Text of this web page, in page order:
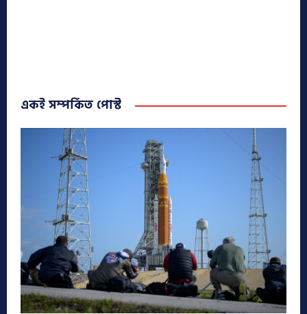
একই সম্পর্কিত পোস্ট